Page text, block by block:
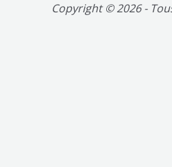
Copyright © 2026 -